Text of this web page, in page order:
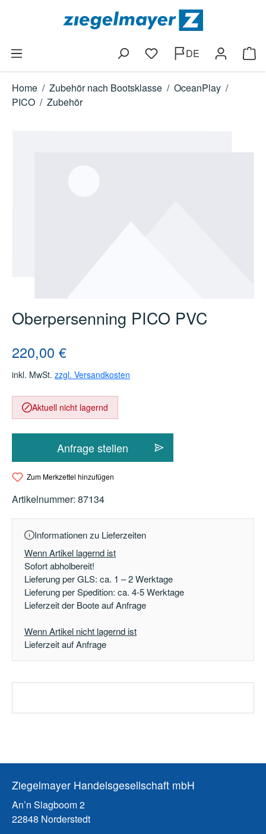
Zum Hauptinhalt springen
Du hast 0 Produkte auf
DE
Home / Zubehör nach Bootsklasse / OceanPlay /
PICO / Zubehör
Oberpersenning PICO PVC
Regulärer Preis:
220,00 €
inkl. MwSt. zzgl. Versandkosten
Aktuell nicht lagernd
Anfrage stellen
Zum Merkzettel hinzufügen
Artikelnummer: 87134
Informationen zu Lieferzeiten
Wenn Artikel lagernd ist
Sofort abholbereit!
Lieferung per GLS: ca. 1 – 2 Werktage
Lieferung per Spedition: ca. 4-5 Werktage
Lieferzeit der Boote auf Anfrage
Wenn Artikel nicht lagernd ist
Lieferzeit auf Anfrage
Ziegelmayer Handelsgesellschaft mbH
An’n Slagboom 2
22848 Norderstedt